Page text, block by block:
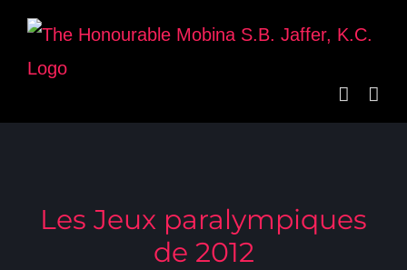
Skip
content
Les Jeux paralympiques
de 2012